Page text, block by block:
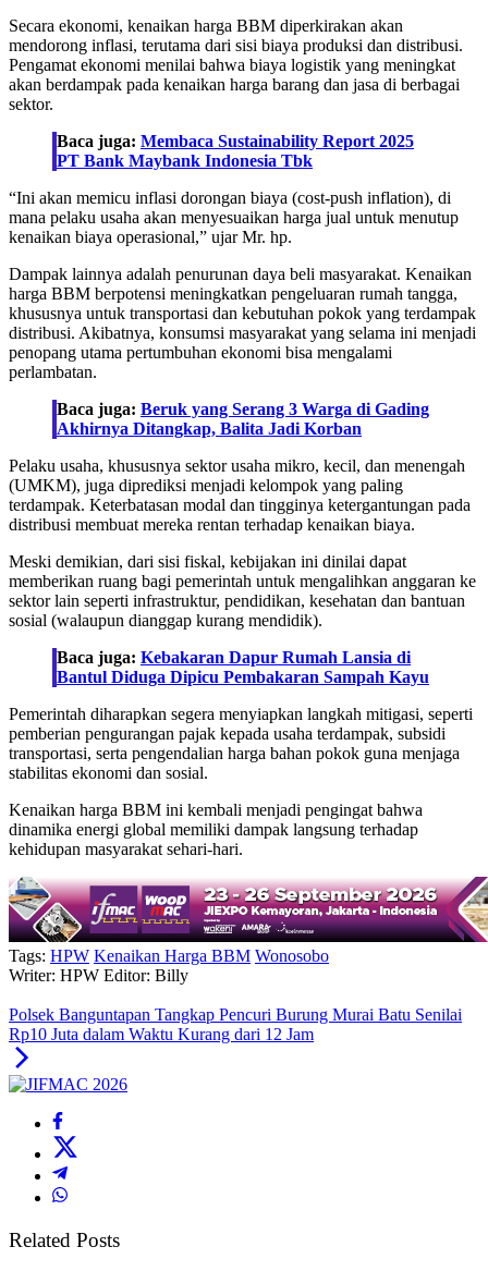
Secara ekonomi, kenaikan harga BBM diperkirakan akan
mendorong inflasi, terutama dari sisi biaya produksi dan distribusi.
Pengamat ekonomi menilai bahwa biaya logistik yang meningkat
akan berdampak pada kenaikan harga barang dan jasa di berbagai
sektor.
Baca juga: Membaca Sustainability Report 2025
PT Bank Maybank Indonesia Tbk
“Ini akan memicu inflasi dorongan biaya (cost-push inflation), di
mana pelaku usaha akan menyesuaikan harga jual untuk menutup
kenaikan biaya operasional,” ujar Mr. hp.
Dampak lainnya adalah penurunan daya beli masyarakat. Kenaikan
harga BBM berpotensi meningkatkan pengeluaran rumah tangga,
khususnya untuk transportasi dan kebutuhan pokok yang terdampak
distribusi. Akibatnya, konsumsi masyarakat yang selama ini menjadi
penopang utama pertumbuhan ekonomi bisa mengalami
perlambatan.
Baca juga: Beruk yang Serang 3 Warga di Gading
Akhirnya Ditangkap, Balita Jadi Korban
Pelaku usaha, khususnya sektor usaha mikro, kecil, dan menengah
(UMKM), juga diprediksi menjadi kelompok yang paling
terdampak. Keterbatasan modal dan tingginya ketergantungan pada
distribusi membuat mereka rentan terhadap kenaikan biaya.
Meski demikian, dari sisi fiskal, kebijakan ini dinilai dapat
memberikan ruang bagi pemerintah untuk mengalihkan anggaran ke
sektor lain seperti infrastruktur, pendidikan, kesehatan dan bantuan
sosial (walaupun dianggap kurang mendidik).
Baca juga: Kebakaran Dapur Rumah Lansia di
Bantul Diduga Dipicu Pembakaran Sampah Kayu
Pemerintah diharapkan segera menyiapkan langkah mitigasi, seperti
pemberian pengurangan pajak kepada usaha terdampak, subsidi
transportasi, serta pengendalian harga bahan pokok guna menjaga
stabilitas ekonomi dan sosial.
Kenaikan harga BBM ini kembali menjadi pengingat bahwa
dinamika energi global memiliki dampak langsung terhadap
kehidupan masyarakat sehari-hari.
Tags: HPW Kenaikan Harga BBM Wonosobo
Writer: HPW Editor: Billy
Polsek Banguntapan Tangkap Pencuri Burung Murai Batu Senilai
Rp10 Juta dalam Waktu Kurang dari 12 Jam
Related Posts